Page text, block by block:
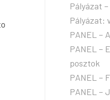
Pályázat –
Pályázat:
PANEL –
PANEL –
posztok
PANEL –
PANEL –